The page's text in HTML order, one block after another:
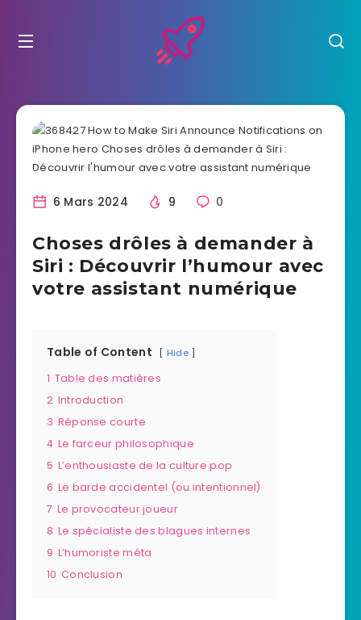
6 Mars 2024 9 0
Choses drôles à demander à
Siri : Découvrir l’humour avec
votre assistant numérique
Table of Content Hide
1 Table des matières
2 Introduction
3 Réponse courte
4 Le farceur philosophique
5 L’enthousiaste de la culture pop
6 Le barde accidentel (ou intentionnel)
7 Le provocateur joueur
8 Le spécialiste des blagues internes
9 L’humoriste méta
10 Conclusion